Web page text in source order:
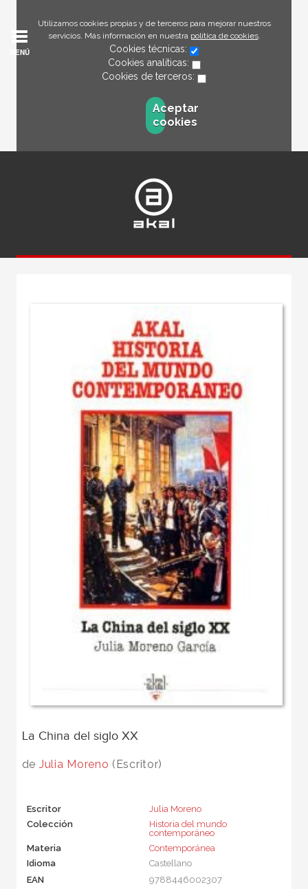
Utilizamos cookies propias y de terceros para mejorar nuestros
servicios. Más información en nuestra política de cookies.
Cookies técnicas:
Cookies analíticas:
Cookies de terceros:
Aceptar
cookies
MENÚ
La China del siglo XX
de Julia Moreno (Escritor)
Escritor
Julia Moreno
Colección
Historia del mundo
contemporáneo
Materia
Contemporánea
Idioma
Castellano
EAN
9788446002307